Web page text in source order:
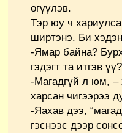
өгүүлэв.
Тэр юу ч
ширтэнэ. Би
-Ямар байна?
гэдэгт та итгэв
-Магадгүй л юм, –
харсан чигээрээ
-Яахав дээ,
гэснээс дээр